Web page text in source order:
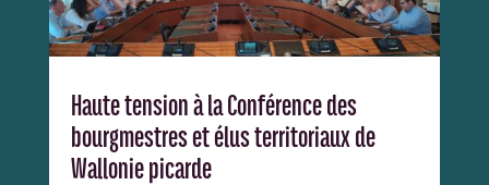
Haute tension à la Conférence des
bourgmestres et élus territoriaux de
Wallonie picarde